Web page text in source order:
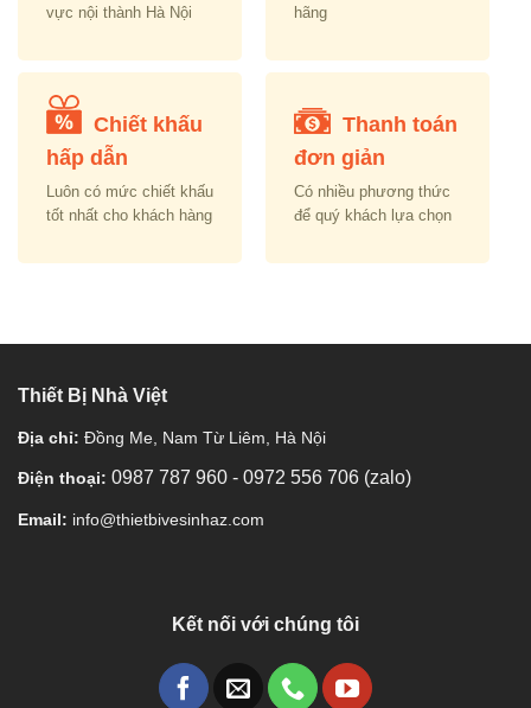
vực nội thành Hà Nội
hãng
Chiết khấu
hấp dẫn
Luôn có mức chiết khấu
tốt nhất cho khách hàng
Thanh toán
đơn giản
Có nhiều phương thức
để quý khách lựa chọn
Thiết Bị Nhà Việt
Địa chỉ: Đồng Me, Nam Từ Liêm, Hà Nội
Điện thoại: 0987 787 960 - 0972 556 706 (zalo)
Email: info@thietbivesinhaz.com
Kết nối với chúng tôi